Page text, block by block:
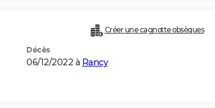
Créer une cagnotte obsèques
Décès
06/12/2022 à Rancy